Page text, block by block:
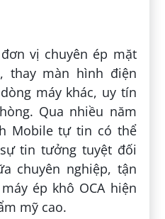
vị chuyên ép mặt
thay màn hình điện
máy khác, uy tín
Qua nhiều năm
Mobile tự tin có thể
tin tưởng tuyệt đối
chuyên nghiệp, tận
ép khô OCA hiện
mỹ cao.